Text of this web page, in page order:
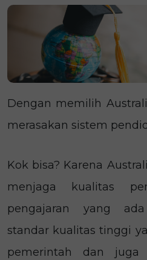
Dengan memilih
merasakan sistem
Kok bisa? Karena
menjaga kualitas
pengajaran yang
standar kualitas tinggi
pemerintah dan juga